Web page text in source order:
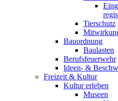
Tierschutz
Bauordnung
Baulasten
Berufsfeuerwehr
Ideen- &
Freizeit & Kultur
Kultur erleben
Museen